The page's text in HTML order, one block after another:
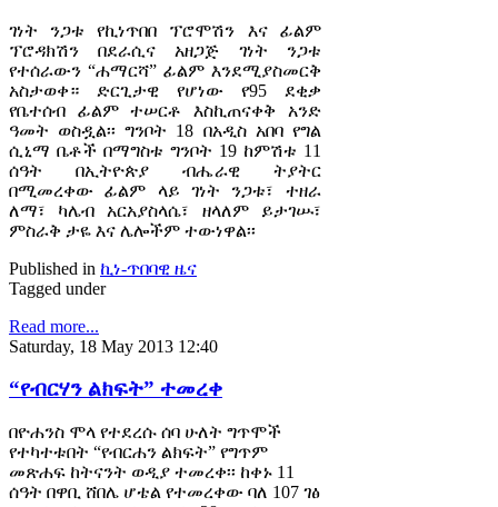
ገነት ንጋቱ የኪነጥበበ ፕሮሞሽን እና ፊልም
ፕሮዳክሽን በደራሲና አዘጋጅ ገነት ንጋቱ
የተሰራውን “ሐማርሻ” ፊልም እንደሚያስመርቅ
አስታወቀ። ድርጊታዊ የሆነው የ95 ደቂቃ
የቤተሰብ ፊልም ተሠርቶ እስኪጠናቀቅ አንድ
ዓመት ወስዷል፡፡ ግንቦት 18 በአዲስ አበባ የግል
ሲኒማ ቤቶች በማግስቱ ግንቦት 19 ከምሽቱ 11
ሰዓት በኢትዮጵያ ብሔራዊ ትያትር
በሚመረቀው ፊልም ላይ ገነት ንጋቱ፣ ተዘራ
ለማ፣ ካሌብ አርአያስላሴ፣ ዘላለም ይታገሡ፣
ምስራቅ ታዬ እና ሌሎችም ተውነዋል፡፡
Published in ኪነ-ጥበባዊ ዜና
Tagged under
Read more...
Saturday, 18 May 2013 12:40
“የብርሃን ልክፍት” ተመረቀ
በዮሐንስ ሞላ የተደረሱ ሰባ ሁለት ግጥሞች
የተካተቱበት “የብርሐን ልክፍት” የግጥም
መጽሐፍ ከትናንት ወዲያ ተመረቀ፡፡ ከቀኑ 11
ሰዓት በዋቢ ሸበሌ ሆቴል የተመረቀው ባለ 107 ገፅ